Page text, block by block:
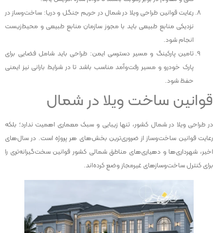
رعایت قوانین طراحی ویلا در شمال در حریم جنگل و دریا: ساخت‌وساز در
نزدیکی منابع طبیعی باید با مجوز سازمان منابع طبیعی و محیط‌زیست
انجام شود.
تامین پارکینگ و مسیر دسترسی ایمن: طراحی باید شامل فضایی برای
پارک خودرو و مسیر رفت‌وآمد مناسب باشد تا در شرایط بارانی نیز ایمنی
حفظ شود.
قوانین ساخت ویلا در شمال
در طراحی ویلا در شمال کشور، تنها زیبایی و سبک معماری اهمیت ندارد؛ بلکه
رعایت قوانین ساخت‌وساز از ضروری‌ترین بخش‌های هر پروژه است. در سال‌های
اخیر، شهرداری‌ها و دهیاری‌های مناطق شمالی کشور قوانین سخت‌گیرانه‌تری را
برای کنترل ساخت‌وسازهای غیرمجاز وضع کرده‌اند.